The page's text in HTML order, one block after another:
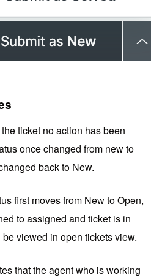
ticket no action has been
once changed from new to
back to New.
first moves from New to Open,
to assigned and ticket is in
viewed in open tickets view.
that the agent who is working